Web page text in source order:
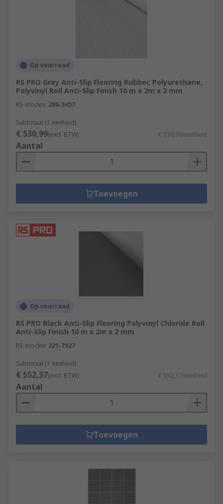
Op voorraad
RS PRO Grey Anti-Slip Flooring Rubber, Polyurethane,
Polyvinyl Roll Anti-Slip Finish 10 m x 2m x 2 mm
RS-stocknr. 280-5457
Subtotaal (1 eenheid)
€ 530,99(excl. BTW) € 530,99/eenheid
Aantal
Toevoegen
Op voorraad
RS PRO Black Anti-Slip Flooring Polyvinyl Chloride Roll
Anti-Slip Finish 10 m x 2m x 2 mm
RS-stocknr. 221-7927
Subtotaal (1 eenheid)
€ 552,37(excl. BTW) € 552,37/eenheid
Aantal
Toevoegen